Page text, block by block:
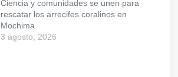
Ciencia y comunidades se unen para
rescatar los arrecifes coralinos en
Mochima
3 agosto, 2026